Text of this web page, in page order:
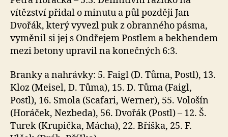
vítězství přidal o minutu a půl později Jan
Dvořák, který vyvezl puk z obranného pásma,
vyměnil si jej s Ondřejem Postlem a bekhendem
mezi betony upravil na konečných 6:3.
Branky a nahrávky: 5. Faigl (D. Tůma, Postl), 13.
Kloz (Meisel, D. Tůma), 15. D. Tůma (Faigl,
Postl), 16. Smola (Scafari, Werner), 55. Vološín
(Horáček, Nezbeda), 56. Dvořák (Postl) – 12. Š.
Turek (Krupička, Mácha), 22. Bříška, 25. F.